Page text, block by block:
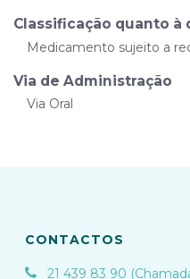
Classificação quanto à
Medicamento sujeito a
Via de Administração
Via Oral
CONTACTOS
21 439 83 90